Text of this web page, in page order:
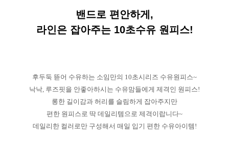
밴드로 편안하게,
라인은 잡아주는 10초수유 원피스!
후두둑 뜯어 수유하는 소임만의 10초시리즈 수유원피스~
낙낙, 루즈핏을 안좋아하시는 수유맘들에게 제격인 원피스!
롱한 길이감과 허리를 슬림하게 잡아주지만
편한 원피스로 딱 데일리템으로 제격이랍니다~
데일리한 컬러로만 구성해서 매일 입기 편한 수유아이템!